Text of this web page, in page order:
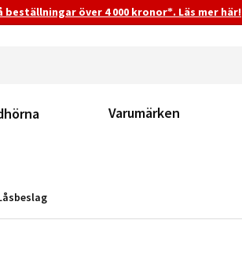
över 4 000 kronor*. Läs mer här!
Varumärken